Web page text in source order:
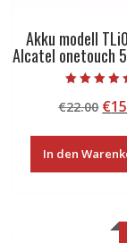
Akku modell
Alcatel onetouch
5.00
von 5
€22.00
war:
€
In den